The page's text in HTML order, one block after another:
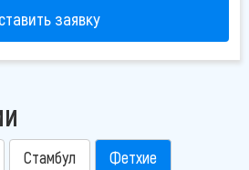
заявку
Стамбул Фетхие